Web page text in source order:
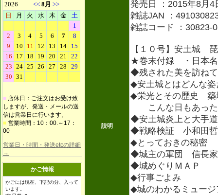
■ 店休日：ご注文はお受け致
しますが、発送・メールの送
信は営業日に行います。
■ 営業時間：10：00.～17：
00
営業日・時間・発送etcの詳細
→
かご情報
かごには現在、下記の分、入って
います。
説明
発売日 ：2015年8月4
雑誌JAN ：
雑誌コード ：30823-
【１０号】安土城
★巻末付録 ・日本
◆残された美を訪ね
◆安土城とはどんな姿
◆栄光とその歴史 築
こんな日もあった
◆安土城炎上と大手
◆戦略検証 小和田
◆とっておきの秘
◆城主の軍団 信長家
◆城めぐりＭＡＰ
◆行事ごよみ
◆城のわかるミュー